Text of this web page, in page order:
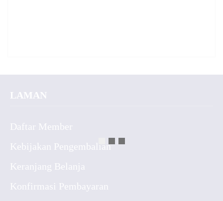
LAMAN
Daftar Member
Kebijakan Pengembalian
Keranjang Belanja
Konfirmasi Pembayaran